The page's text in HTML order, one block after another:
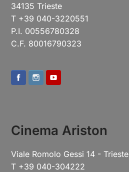
34135 Trieste
T +39 040-3220551
P.I. 00556780328
C.F. 80016790323
Cinema Ariston
Viale Romolo Gessi 14 - Trieste
T +39 040-304222